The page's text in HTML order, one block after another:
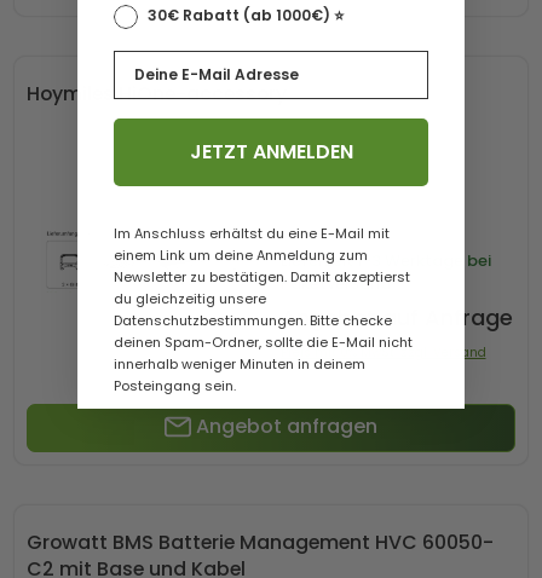
Hoymiles HiOne-accessory
Lieferzeit1-3 Werktage bei
Paketversand
Angebot auf Anfrage
Preis mit 0% MwSt. zzgl. Versand
Angebot anfragen
Growatt BMS Batterie Management HVC 60050-
C2 mit Base und Kabel
30€ Rabatt (ab 1000€) ⭐️
JETZT ANMELDEN
Im Anschluss erhältst du eine E-Mail mit
einem Link um deine Anmeldung zum
Newsletter zu bestätigen. Damit akzeptierst
du gleichzeitig unsere
Datenschutzbestimmungen. Bitte checke
deinen Spam-Ordner, sollte die E-Mail nicht
innerhalb weniger Minuten in deinem
Posteingang sein.